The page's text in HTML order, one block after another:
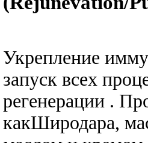
Укрепление
запуск всех
регенерации .
какШиродара,